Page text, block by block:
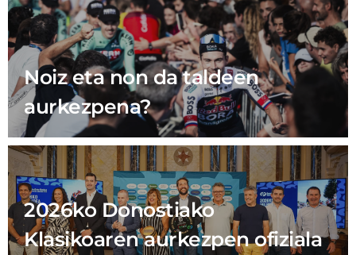
Noiz eta non da taldeen
aurkezpena?
2026ko Donostiako
Klasikoaren aurkezpen ofiziala